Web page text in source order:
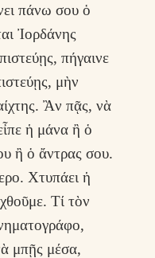
πάνω σου ὁ
Ἰορδάνης
πήγαινε
μὴν
Ἂν πᾷς, νὰ
ἡ μάνα ἢ ὁ
ἢ ὁ ἄντρας σου.
Χτυπάει ἡ
Τί τὸν
μπῇς μέσα,